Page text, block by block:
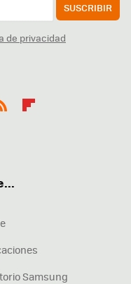
SUSCRIBIR
de privacidad
Samsung